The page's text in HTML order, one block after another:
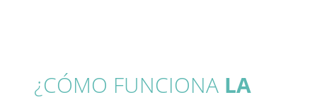
¿CÓMO FUNCIONA LA